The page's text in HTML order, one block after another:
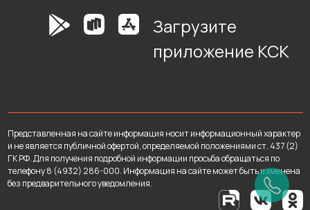
Загрузите
приложение КСК
Представленная на сайте информация носит информационный характер
и не является публичной офертой, определяемой положениями ст. 437 (2)
ГК РФ. Для получения подробной информации просьба обращаться по
телефону 8 (4932) 286-000. Информация на сайте может быть изменена
без предварительного уведомления.